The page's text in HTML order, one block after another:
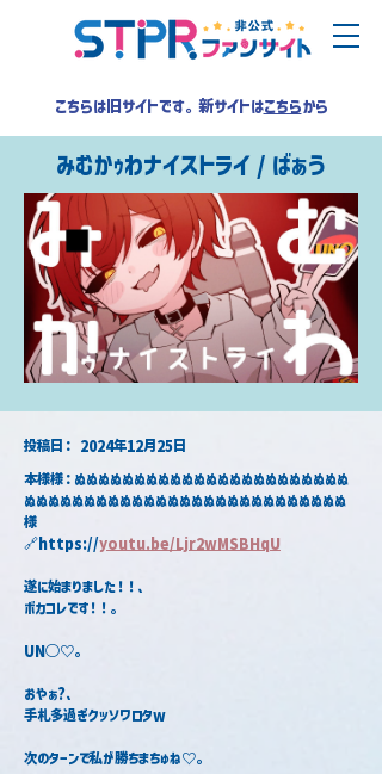
こちらは旧サイトです。新サイトはこちらから
みむかｩわナイストライ / ばぁう
2024年12月25日
​投稿日：
本様様：ぬぬぬぬぬぬぬぬぬぬぬぬぬぬぬぬぬぬぬぬぬぬぬ
ぬぬぬぬぬぬぬぬぬぬぬぬぬぬぬぬぬぬぬぬぬぬぬぬぬぬぬ
様
🔗https://youtu.be/Ljr2wMSBHqU
遂に始まりました！！、
ボカコレです！！。
UN◯♡｡
おやぁ?､
手札多過ぎクッソワロタw
次のターンで私が勝ちまちゅね♡｡